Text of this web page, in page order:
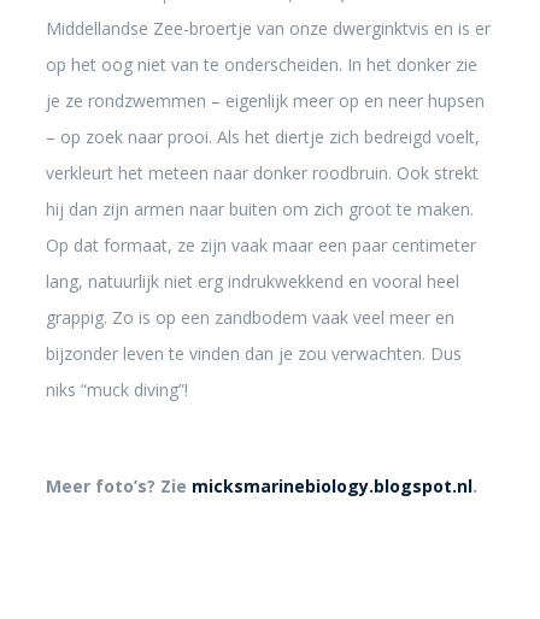
Middellandse Zee-broertje van onze dwerginktvis en is er
op het oog niet van te onderscheiden. In het donker zie
je ze rondzwemmen – eigenlijk meer op en neer hupsen
– op zoek naar prooi. Als het diertje zich bedreigd voelt,
verkleurt het meteen naar donker roodbruin. Ook strekt
hij dan zijn armen naar buiten om zich groot te maken.
Op dat formaat, ze zijn vaak maar een paar centimeter
lang, natuurlijk niet erg indrukwekkend en vooral heel
grappig. Zo is op een zandbodem vaak veel meer en
bijzonder leven te vinden dan je zou verwachten. Dus
niks “muck diving”!
Meer foto’s? Zie micksmarinebiology.blogspot.nl.